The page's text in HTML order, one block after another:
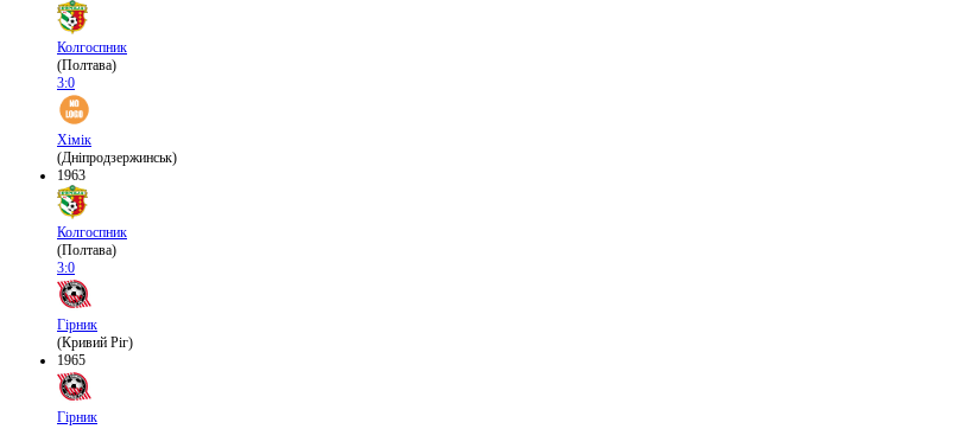
Колгоспник
(Полтава)
3:0
Хімік
(Дніпродзержинськ)
1963
Колгоспник
(Полтава)
3:0
Гірник
(Кривий Ріг)
1965
Гірник